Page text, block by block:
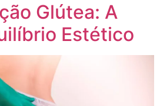
Glútea: A
Estético